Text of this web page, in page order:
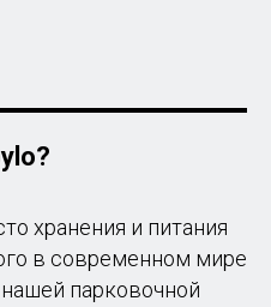
хранения и питания
в современном мире
парковочной